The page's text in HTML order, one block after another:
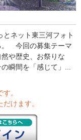
ネット東三河フォト
。 今回の募集テーマ
や歴史、お祭りな
瞬間を「感じて」...
。
けます。